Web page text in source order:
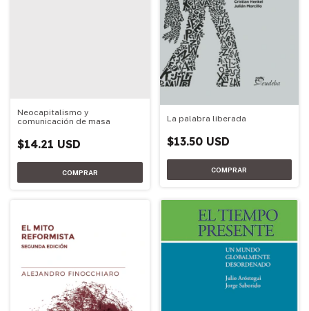
Neocapitalismo y
comunicación de masa
$14.21 USD
La palabra liberada
$13.50 USD